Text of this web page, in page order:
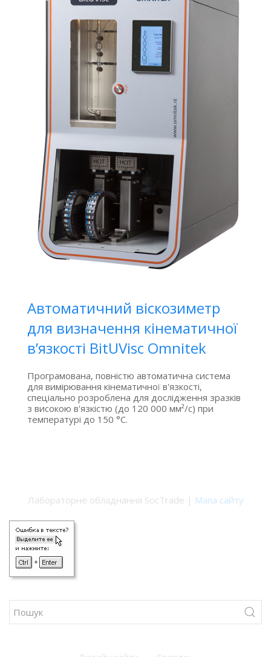
Автоматичний віскозиметр
для визначення кінематичної
в’язкості BitUVisc Omnitek
Програмована, повністю автоматична система
для вимірювання кінематичної в'язкості,
спеціально розроблена для дослідження зразків
з високою в'язкістю (до 120 000 мм²/с) при
температурі до 150 °C.
Лабораторне обладнання SocTrade | Мапа сайту